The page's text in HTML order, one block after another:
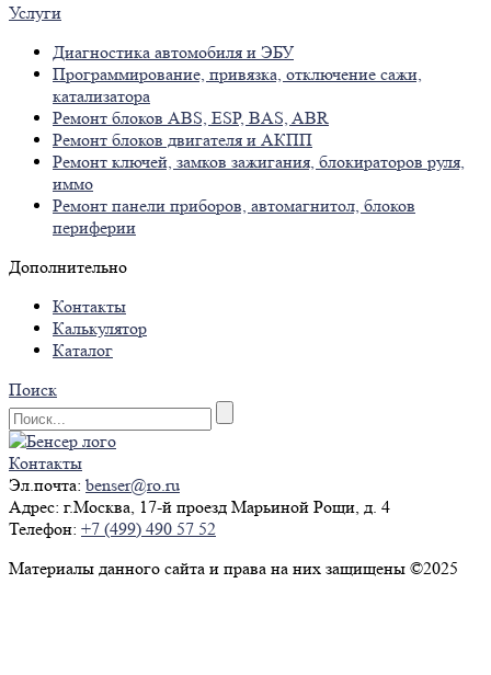
Услуги
Диагностика автомобиля и ЭБУ
Программирование, привязка, отключение сажи,
катализатора
Ремонт блоков ABS, ESP, BAS, ABR
Ремонт блоков двигателя и АКПП
Ремонт ключей, замков зажигания, блокираторов руля,
иммо
Ремонт панели приборов, автомагнитол, блоков
периферии
Дополнительно
Контакты
Калькулятор
Каталог
Поиск
Контакты
Эл.почта: benser@ro.ru
Адрес: г.Москва, 17-й проезд Марьиной Рощи, д. 4
Телефон: +7 (499) 490 57 52
Материалы данного сайта и права на них защищены ©2025